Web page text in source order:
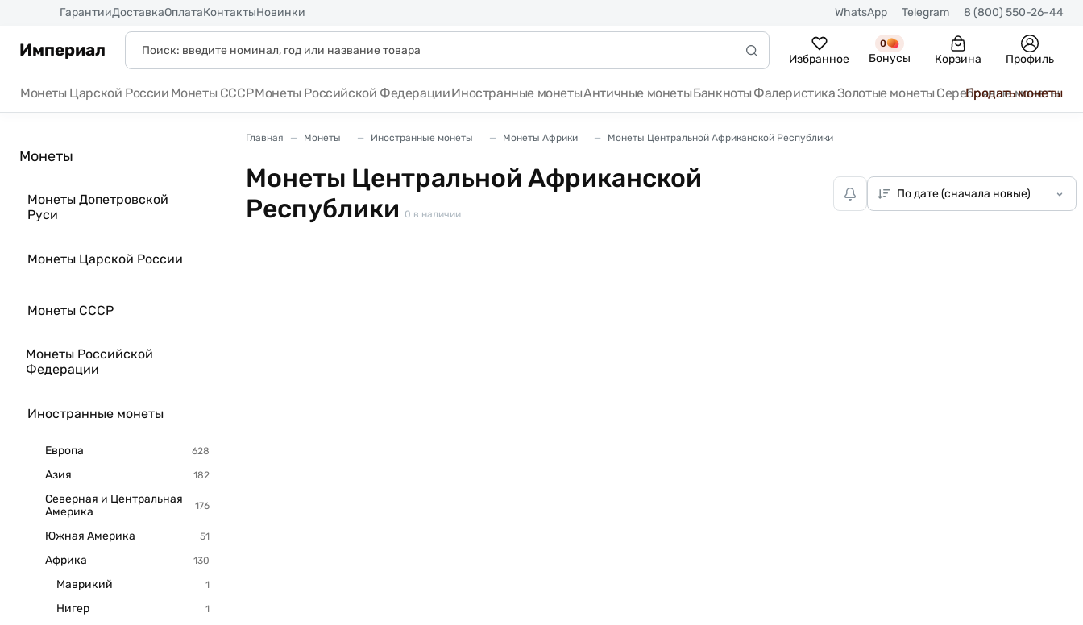
ГарантииДоставкаОплатаКонтактыНовинки WhatsApp Telegram 8 (800) 550-26-44
Империал Избранное
0
Бонусы Корзина Профиль
Монеты Царской России Монеты СССРМонеты Российской ФедерацииИностранные монетыАнтичные монетыБанкноты ФалеристикаЗолотые монеты Серебряные монеты
Продать монеты
Монеты
Монеты Допетровской
Руси
Монеты Царской России
Монеты СССР
Монеты Российской
Федерации
Иностранные монеты
Европа
Азия
Северная и Центральная
Америка
Южная Америка
Африка
Маврикий
Нигер
Главная Монеты Иностранные монеты Монеты Африки Монеты Центральной Африканской Республики
Монеты Центральной Африканской
Республики
0 в наличии